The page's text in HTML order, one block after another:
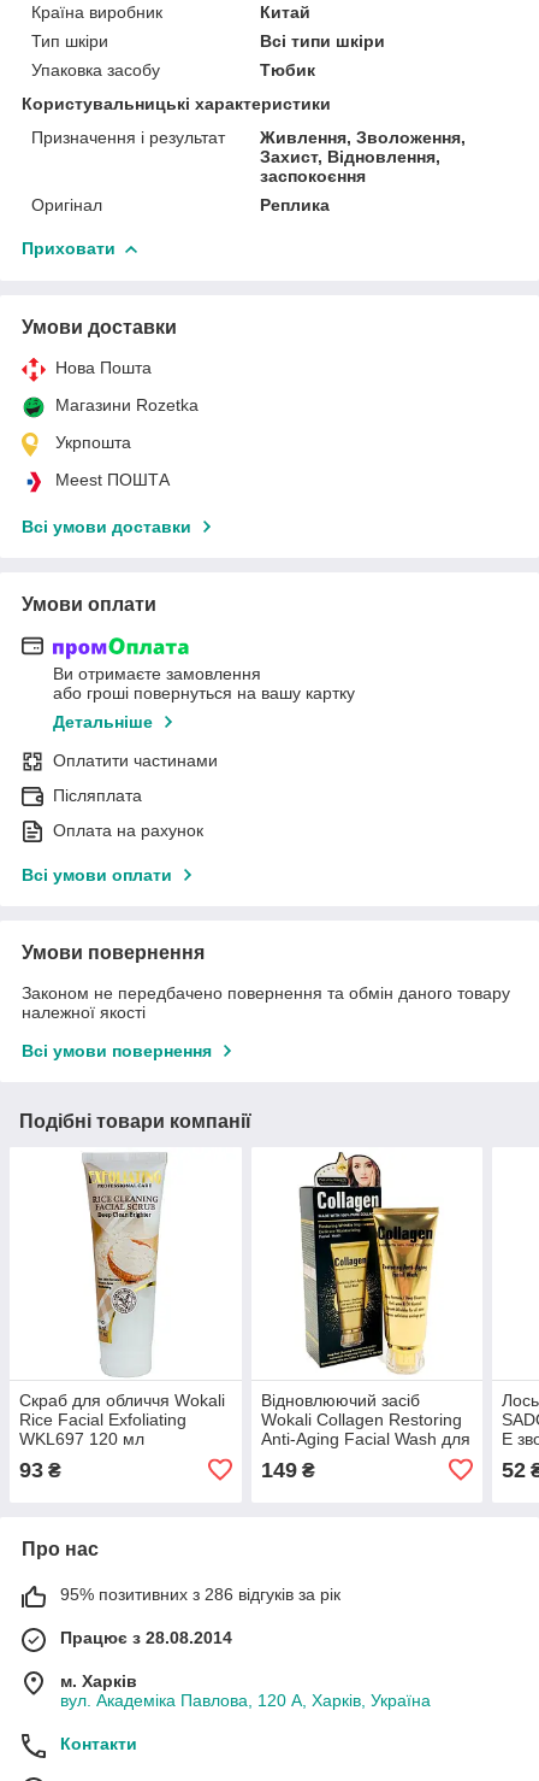
Країна виробник
Китай
Тип шкіри
Всі типи шкіри
Упаковка засобу
Тюбик
Користувальницькі характеристики
Призначення і результат
Живлення, Зволоження,
Захист, Відновлення,
заспокоєння
Оригінал
Реплика
Приховати
Умови доставки
Нова Пошта
Магазини Rozetka
Укрпошта
Meest ПОШТА
Всі умови доставки
Умови оплати
Ви отримаєте замовлення
або гроші повернуться на вашу картку
Детальніше
Оплатити частинами
Післяплата
Оплата на рахунок
Всі умови оплати
Умови повернення
Законом не передбачено повернення та обмін даного товару
належної якості
Всі умови повернення
Подібні товари компанії
Скраб для обличчя Wokali
Rice Facial Exfoliating
WKL697 120 мл
93 ₴
Відновлюючий засіб
Wokali Collagen Restoring
Anti-Aging Facial Wash для
вмивання HF2009 120 мл
149₴
E
52
Про нас
95% позитивних з 286 відгуків за рік
Працює з 28.08.2014
м. Харків
вул. Академіка Павлова, 120 А, Харків, Україна
Контакти